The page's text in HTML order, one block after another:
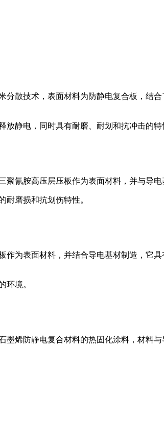
分散技术，表面材料为防静电复合板，结
静电，同时具有耐磨、耐划和抗冲击的特
氰胺高压层压板作为表面材料，并与导
耐磨损和抗划伤特性。
作为表面材料，并结合导电基材制造，它
环境。
烯防静电复合材料的热固化涂料，材料与